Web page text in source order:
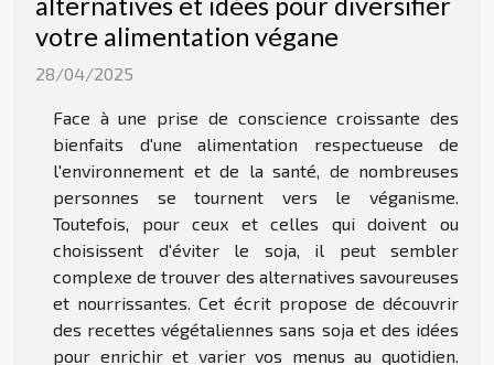
votre alimentation végane
28/04/2025
Face à une prise de conscience croissante des
bienfaits d'une alimentation respectueuse de
l'environnement et de la santé, de nombreuses
personnes se tournent vers le véganisme.
Toutefois, pour ceux et celles qui doivent ou
choisissent d'éviter le soja, il peut sembler
complexe de trouver des alternatives savoureuses
et nourrissantes. Cet écrit propose de découvrir
des recettes végétaliennes sans soja et des idées
pour enrichir et varier vos menus au quotidien.